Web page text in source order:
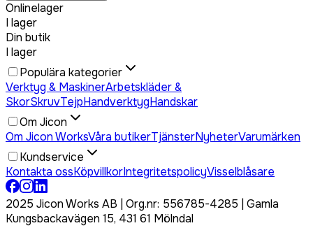
Onlinelager
I lager
Din butik
I lager
Populära kategorier
Verktyg & MaskinerArbetskläder &
SkorSkruvTejpHandverktygHandskar
Om Jicon
Om Jicon WorksVåra butikerTjänsterNyheterVarumärken
Kundservice
Kontakta ossKöpvillkorIntegritetspolicyVisselblåsare
2025 Jicon Works AB | Org.nr: 556785-4285 | Gamla
Kungsbackavägen 15, 431 61 Mölndal